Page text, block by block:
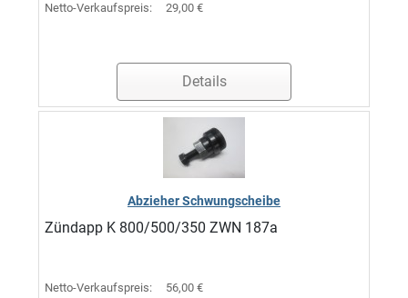
Netto-Verkaufspreis: 29,00 €
Details
Abzieher Schwungscheibe
Zündapp K 800/500/350 ZWN 187a
Netto-Verkaufspreis: 56,00 €